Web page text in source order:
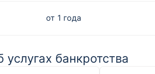
от 1 года
банкротства